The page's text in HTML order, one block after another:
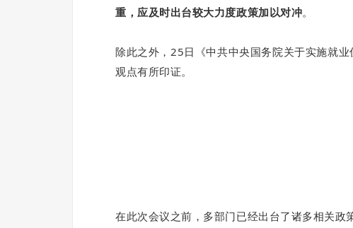
重，应及时出台较大力度政策加以对冲。
除此之外，25日《中共中央国务院关于实施就
观点有所印证。
在此次会议之前，多部门已经出台了诸多相关政